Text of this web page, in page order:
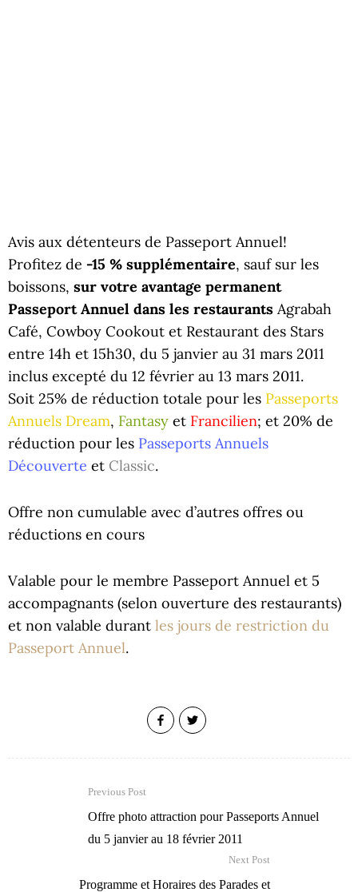
Avis aux détenteurs de Passeport Annuel!
Profitez de -15 % supplémentaire, sauf sur les
boissons, sur votre avantage permanent
Passeport Annuel dans les restaurants Agrabah
Café, Cowboy Cookout et Restaurant des Stars
entre 14h et 15h30, du 5 janvier au 31 mars 2011
inclus excepté du 12 février au 13 mars 2011.
Soit 25% de réduction totale pour les Passeports
Annuels Dream, Fantasy et Francilien; et 20% de
réduction pour les Passeports Annuels
Découverte et Classic.
Offre non cumulable avec d’autres offres ou
réductions en cours
Valable pour le membre Passeport Annuel et 5
accompagnants (selon ouverture des restaurants)
et non valable durant les jours de restriction du
Passeport Annuel.
Previous Post
Offre photo attraction pour Passeports Annuel
du 5 janvier au 18 février 2011
Next Post
Programme et Horaires des Parades et